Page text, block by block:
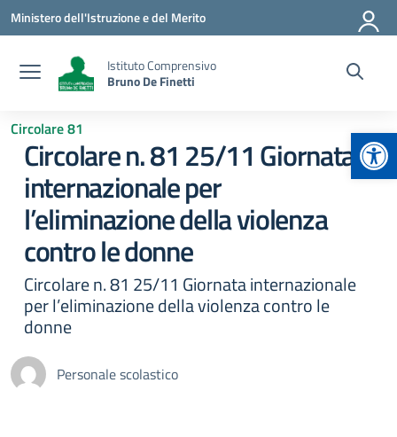
Vai ai contenuti
Vai al menu di navigazione
Vai al footer
Ministero dell'Istruzione e del Merito
Istituto Comprensivo
Bruno De Finetti
Circolare 81
Circolare n. 81 25/11 Giornata
internazionale per
l’eliminazione della violenza
contro le donne
Circolare n. 81 25/11 Giornata internazionale
per l’eliminazione della violenza contro le
donne
Personale scolastico